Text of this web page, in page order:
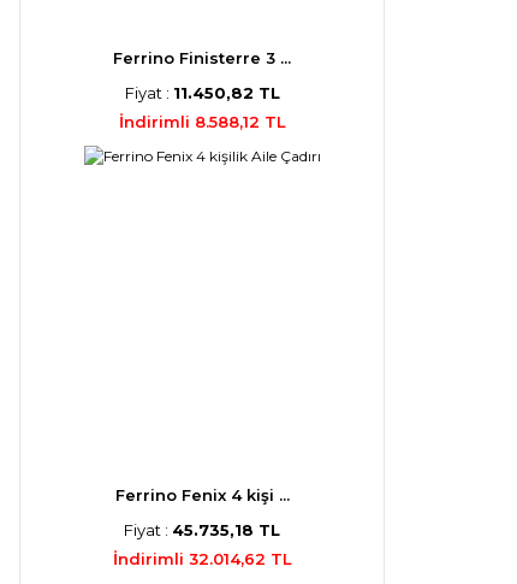
Ferrino Finisterre 3 ...
Fiyat : 11.450,82 TL
İndirimli 8.588,12 TL
Ferrino Fenix 4 kişi ...
Fiyat : 45.735,18 TL
İndirimli 32.014,62 TL